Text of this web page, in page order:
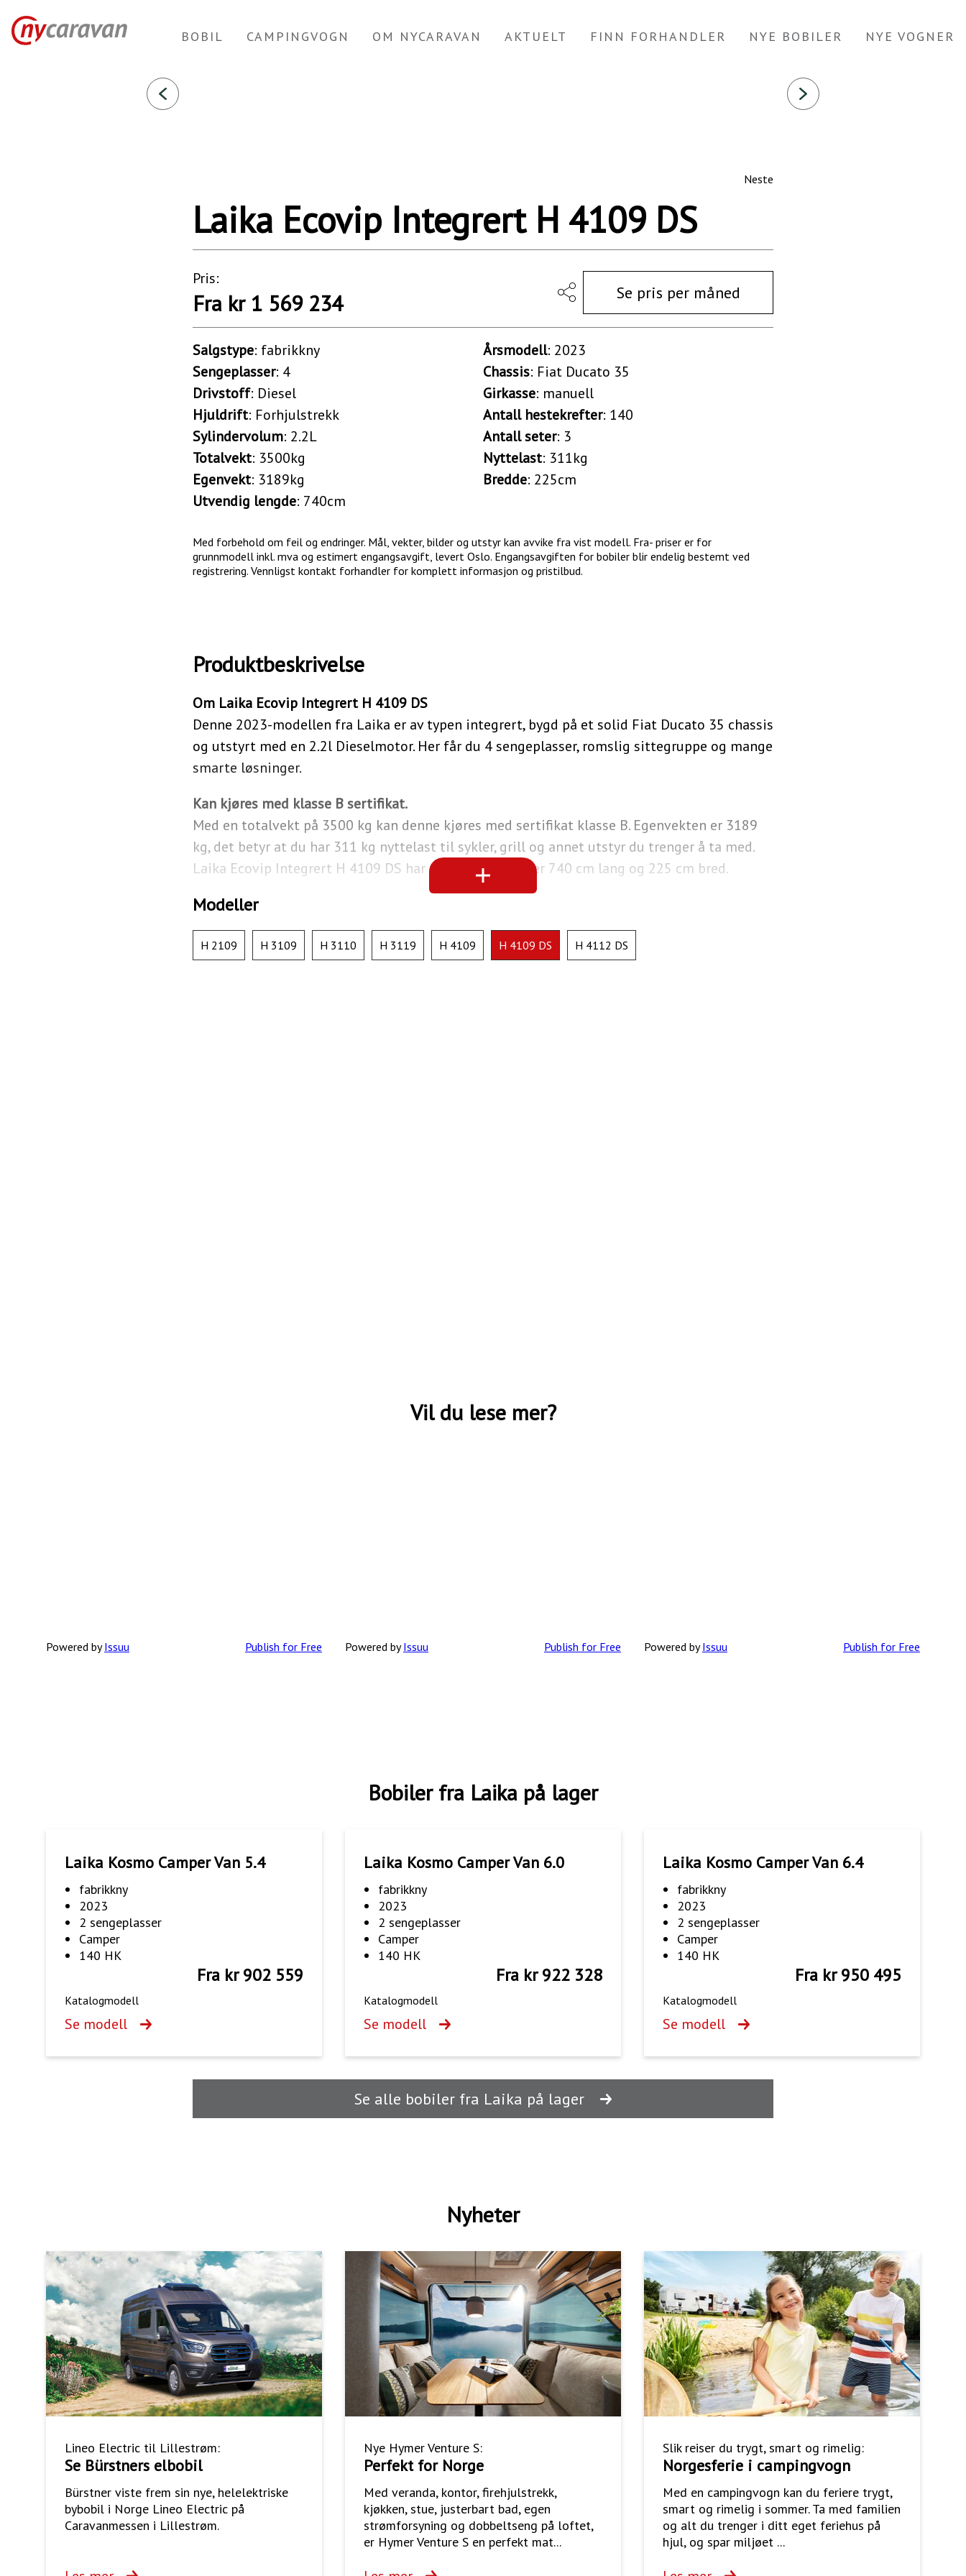
Laika
Ecovip
BOBIL CAMPINGVOGN OM NYCARAVAN AKTUELT FINN FORHANDLER NYE BOBILER NYE VOGNER
Neste
Laika Ecovip Integrert H 4109 DS
Pris:
Fra kr 1 569 234 Se pris per måned
Salgstype: fabrikkny Årsmodell: 2023
Sengeplasser: 4 Chassis: Fiat Ducato 35
Drivstoff: Diesel Girkasse: manuell
Hjuldrift: Forhjulstrekk Antall hestekrefter: 140
Sylindervolum: 2.2L Antall seter: 3
Totalvekt: 3500kg Nyttelast: 311kg
Egenvekt: 3189kg Bredde: 225cm
Utvendig lengde: 740cm
Med forbehold om feil og endringer. Mål, vekter, bilder og utstyr kan avvike fra vist modell. Fra- priser er for
grunnmodell inkl. mva og estimert engangsavgift, levert Oslo. Engangsavgiften for bobiler blir endelig bestemt ved
registrering. Vennligst kontakt forhandler for komplett informasjon og pristilbud.
Produktbeskrivelse
Om Laika Ecovip Integrert H 4109 DS
Denne 2023-modellen fra Laika er av typen integrert, bygd på et solid Fiat Ducato 35 chassis
og utstyrt med en 2.2l Dieselmotor. Her får du 4 sengeplasser, romslig sittegruppe og mange
smarte løsninger.
Kan kjøres med klasse B sertifikat.
Med en totalvekt på 3500 kg kan denne kjøres med sertifikat klasse B. Egenvekten er 3189
kg, det betyr at du har 311 kg nyttelast til sykler, grill og annet utstyr du trenger å ta med.
Laika Ecovip Integrert H 4109 DS har forhjulsdrift, og er 740 cm lang og 225 cm bred.
Modeller
H 2109 H 3109 H 3110 H 3119 H 4109 H 4109 DS H 4112 DS
Vil du lese mer?
Powered byIssuu Publish for Free Powered byIssuu Publish for Free Powered byIssuu Publish for Free
Bobiler fra Laika på lager
Laika Kosmo Camper Van 5.4
fabrikkny
2023
2 sengeplasser
Camper
140 HK
Fra kr 902 559
Katalogmodell
Se modell
Laika Kosmo Camper Van 6.0
fabrikkny
2023
2 sengeplasser
Camper
140 HK
Fra kr 922 328
Katalogmodell
Se modell
Laika Kosmo Camper Van 6.4
fabrikkny
2023
2 sengeplasser
Camper
140 HK
Fra kr 950 495
Katalogmodell
Se modell
Se alle bobiler fra Laika på lager
Nyheter
Lineo Electric til Lillestrøm:
Se Bürstners elbobil
Bürstner viste frem sin nye, helelektriske
bybobil i Norge Lineo Electric på
Caravanmessen i Lillestrøm.
Nye Hymer Venture S:
Perfekt for Norge
Med veranda, kontor, firehjulstrekk,
kjøkken, stue, justerbart bad, egen
strømforsyning og dobbeltseng på loftet,
er Hymer Venture S en perfekt mat...
Slik reiser du trygt, smart og rimelig:
Norgesferie i campingvogn
Med en campingvogn kan du feriere trygt,
smart og rimelig i sommer. Ta med familien
og alt du trenger i ditt eget feriehus på
hjul, og spar miljøet ...